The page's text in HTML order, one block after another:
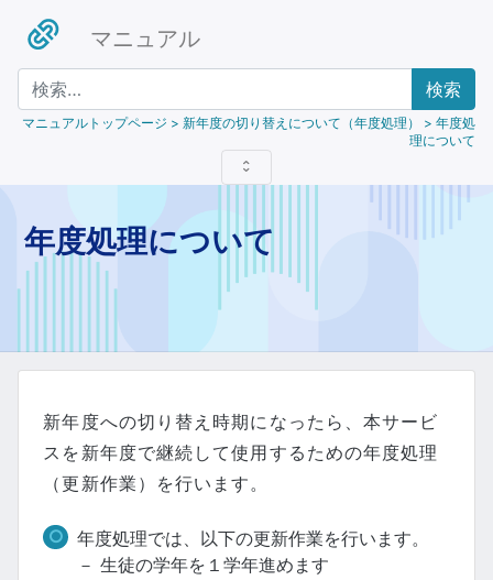
マニュアル
検索
マニュアルトップページ > 新年度の切り替えについて（年度処理） > 年度処
理について
年度処理について
新年度への切り替え時期になったら、本サービ
スを新年度で継続して使用するための年度処理
（更新作業）を行います。
年度処理では、以下の更新作業を行います。
－ 生徒の学年を１学年進めます